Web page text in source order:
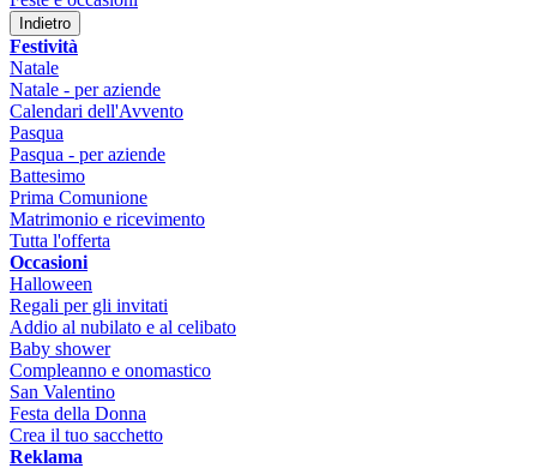
Indietro
Festività
Natale
Natale - per aziende
Calendari dell'Avvento
Pasqua
Pasqua - per aziende
Battesimo
Prima Comunione
Matrimonio e ricevimento
Tutta l'offerta
Occasioni
Halloween
Regali per gli invitati
Addio al nubilato e al celibato
Baby shower
Compleanno e onomastico
San Valentino
Festa della Donna
Crea il tuo sacchetto
Reklama